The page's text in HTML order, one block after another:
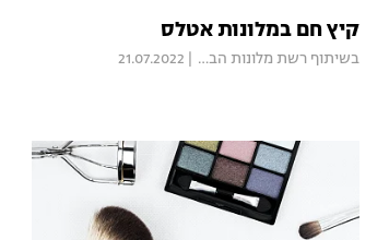
קיץ חם במלונות אטלס
בשיתוף רשת מלונות הבוטיק אטלס 21.07.2022